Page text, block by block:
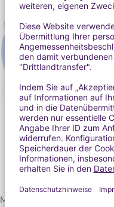
WUNSCHLISTE
Blechdose für Kerzen
(Modell 9)
Blechdose mit Deckel
1,17 €
MwSt. inkl.